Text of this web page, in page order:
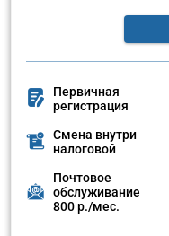
Первичная
регистрация
Смена внутри
налоговой
Почтовое
обслуживание
800 р./мес.